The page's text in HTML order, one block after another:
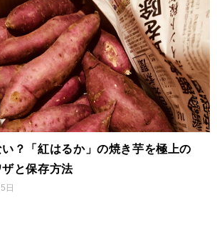
？「紅はるか」の焼き芋を極上の
と保存方法
日